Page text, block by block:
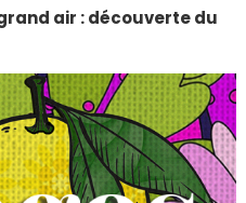
air : découverte du